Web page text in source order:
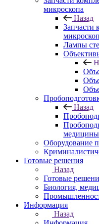
микроскопа
Назад
Запчасти
Лампы
Назад
Оборудование
Готовые решения
Назад
Готовые
Биология,
Информация
Назад